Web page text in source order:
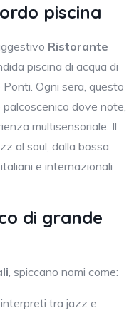
piscina
Ristorante
piscina di acqua di
Ogni sera, questo
dove note,
multisensoriale. Il
al soul, dalla bossa
e internazionali
di grande
, spiccano nomi come:
interpreti tra jazz e